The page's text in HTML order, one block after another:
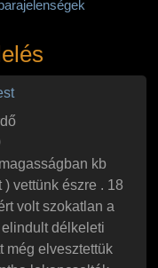
kb
vettünk észre . 18
volt szokatlan a
délkeleti
még elvesztettük